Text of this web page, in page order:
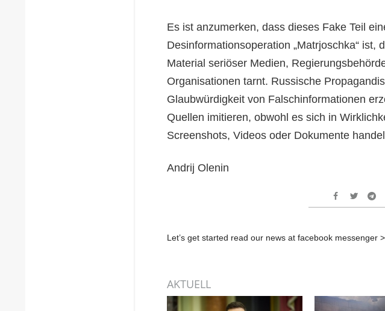
Es ist anzumerken, dass dieses Fake Teil
Desinformationsoperation „Matrjoschka“ ist,
Material seriöser Medien,
Organisationen tarnt. Russische
Glaubwürdigkeit von Falschinformationen
Quellen imitieren, obwohl es sich in
Screenshots, Videos oder Dokumente
Andrij Olenin
Let’s get started read our news at facebook messenger
AKTUELL